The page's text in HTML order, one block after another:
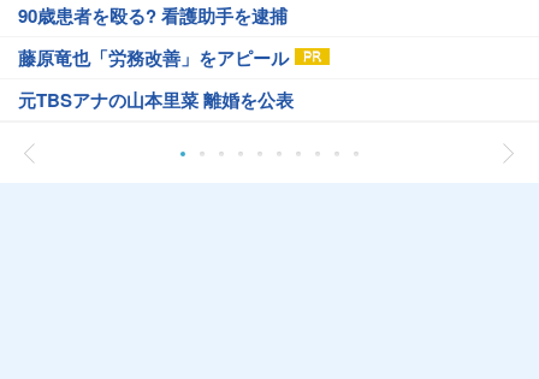
90歳患者を殴る? 看護助手を逮捕
藤原竜也「労務改善」をアピール
元TBSアナの山本里菜 離婚を公表